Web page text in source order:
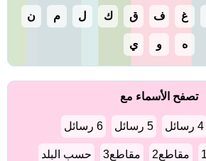
غ ف ق ك ل م ن
ه و ي
تصفح الأسماء مع
4 رسائل 5 رسائل 6 رسائل
مقاطع2 مقاطع3 حسب البلد